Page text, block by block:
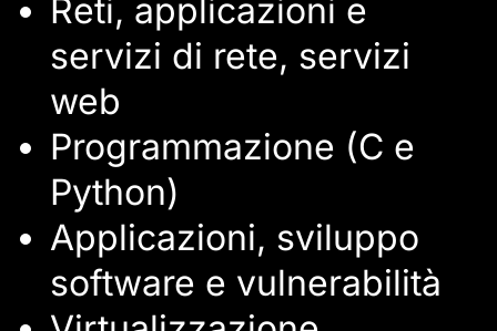
Reti, applicazioni e
servizi di rete, servizi
web
Programmazione (C e
Python)
Applicazioni, sviluppo
software e vulnerabilità